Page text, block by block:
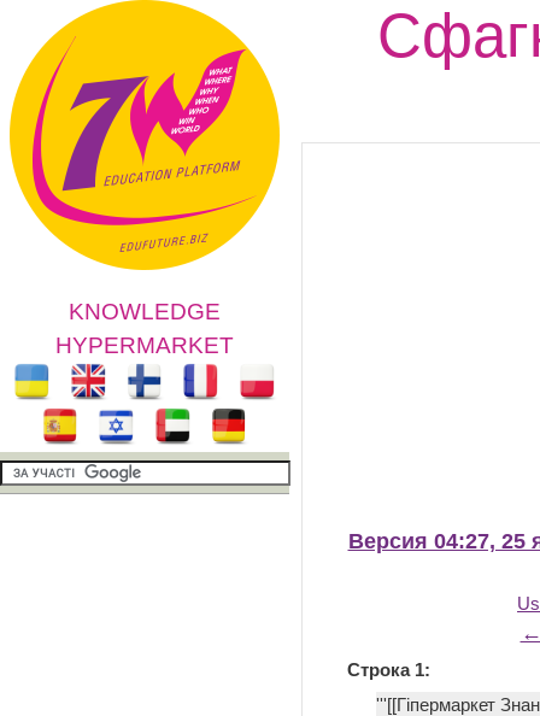
KNOWLEDGE
HYPERMARKET
Версия 04:27, 25
Строка 1:
'''[[Гіпермаркет